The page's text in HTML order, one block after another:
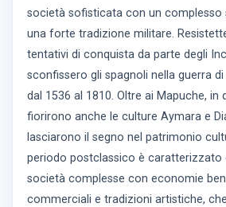
società sofisticata con un complesso
una forte tradizione militare.
tentativi di conquista da parte degli
sconfissero gli spagnoli nella guerra
dal 1536 al 1810. Oltre ai Mapuche, in
fiorirono anche le culture Aymara e
lasciarono il segno nel patrimonio
periodo postclassico è caratterizzato
società complesse con economie
commerciali e tradizioni artistiche,